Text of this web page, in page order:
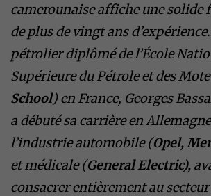
camerounaise affiche une solide
de plus de vingt ans
pétrolier diplômé de l’École
Supérieure du Pétrole et des
School) en France, Georges
a débuté sa carrière en
l’industrie automobile (Opel,
et médicale (General Electric),
consacrer entièrement au secteur